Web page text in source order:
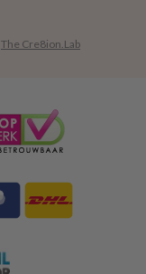
The Cre8ion.Lab